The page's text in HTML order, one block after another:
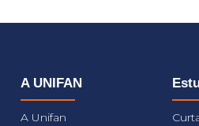
A UNIFAN
A Unifan